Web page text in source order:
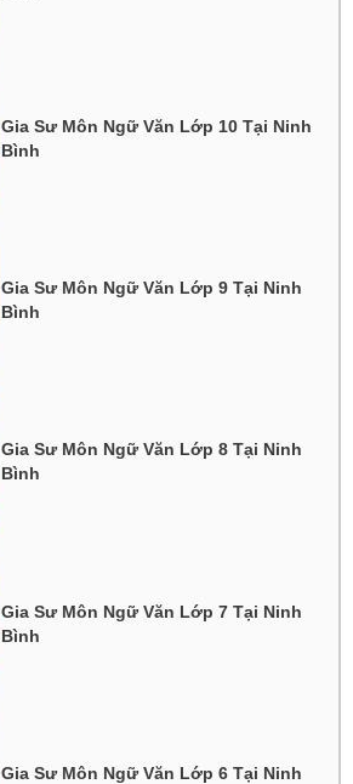
Gia Sư Môn Ngữ Văn Lớp 10 Tại Ninh
Bình
Gia Sư Môn Ngữ Văn Lớp 9 Tại Ninh
Bình
Gia Sư Môn Ngữ Văn Lớp 8 Tại Ninh
Bình
Gia Sư Môn Ngữ Văn Lớp 7 Tại Ninh
Bình
Gia Sư Môn Ngữ Văn Lớp 6 Tại Ninh